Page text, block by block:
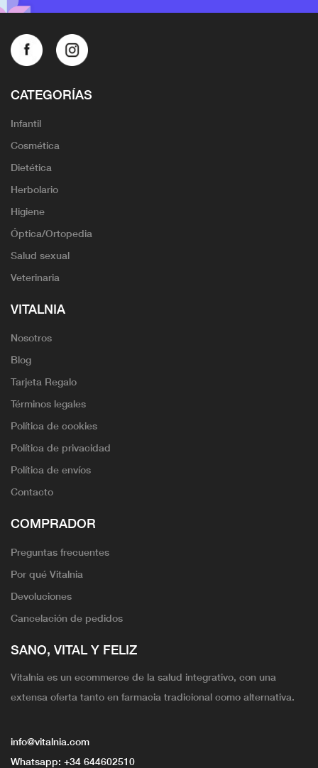
CATEGORÍAS
Infantil
Cosmética
Dietética
Herbolario
Higiene
Óptica/Ortopedia
Salud sexual
Veterinaria
VITALNIA
Nosotros
Blog
Tarjeta Regalo
Términos legales
Política de cookies
Política de privacidad
Política de envíos
Contacto
COMPRADOR
Preguntas frecuentes
Por qué Vitalnia
Devoluciones
Cancelación de pedidos
SANO, VITAL Y FELIZ
Vitalnia es un ecommerce de la salud integrativo, con una
extensa oferta tanto en farmacia tradicional como alternativa.
info@vitalnia.com
Whatsapp: +34 644602510